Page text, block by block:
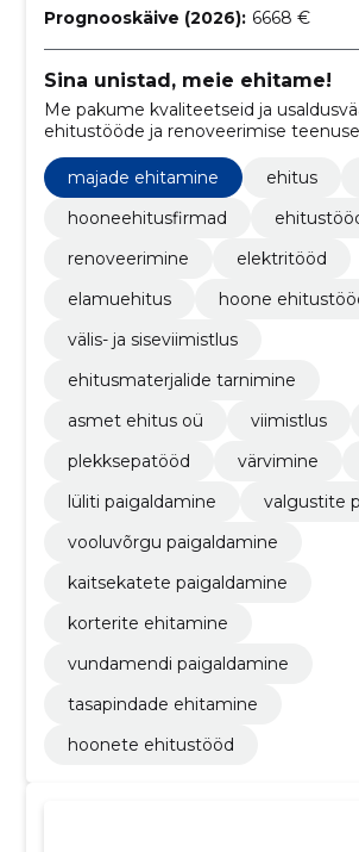
Prognooskäive (2026): 6668 €
Sina unistad, meie ehitame!
Me pakume kvaliteetseid ja
ehitustööde ja renoveerimise
elamuehitus, hoonete ehitustööd ja
majade ehitamine
ehitus
hooneehitusfirmad
renoveerimine
elektritööd
elamuehitus
hoone
välis- ja siseviimistlus
ehitusmaterjalide tarnimine
asmet ehitus oü
viimistlus
plekksepatööd
värvimine
lüliti paigaldamine
valgustite
vooluvõrgu paigaldamine
kaitsekatete paigaldamine
korterite ehitamine
vundamendi paigaldamine
tasapindade ehitamine
hoonete ehitustööd